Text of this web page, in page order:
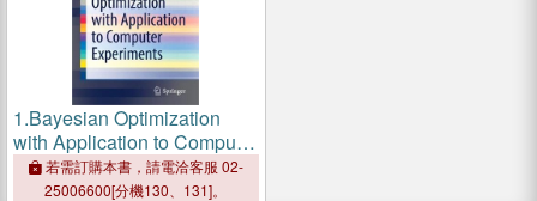
1.Bayesian Optimization
with Application to Computer
Experiments
若需訂購本書，請電洽客服 02-
25006600[分機130、131]。